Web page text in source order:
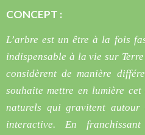
CONCEPT :
L’arbre est un être à la fois
indispensable à la vie sur
considèrent de manière
souhaite mettre en lumière
naturels qui gravitent autour
interactive. En